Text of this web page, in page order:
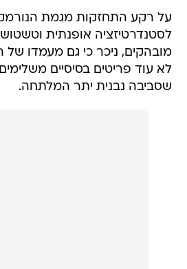
על רקע התחזקות מגמת
לסטנדרטיזציה אופנתית
מובהקים, ניכר כי גם מעמדו של
לא עוד פריטים בסיסיים
שסביבה נבנית יתר המלתחה.